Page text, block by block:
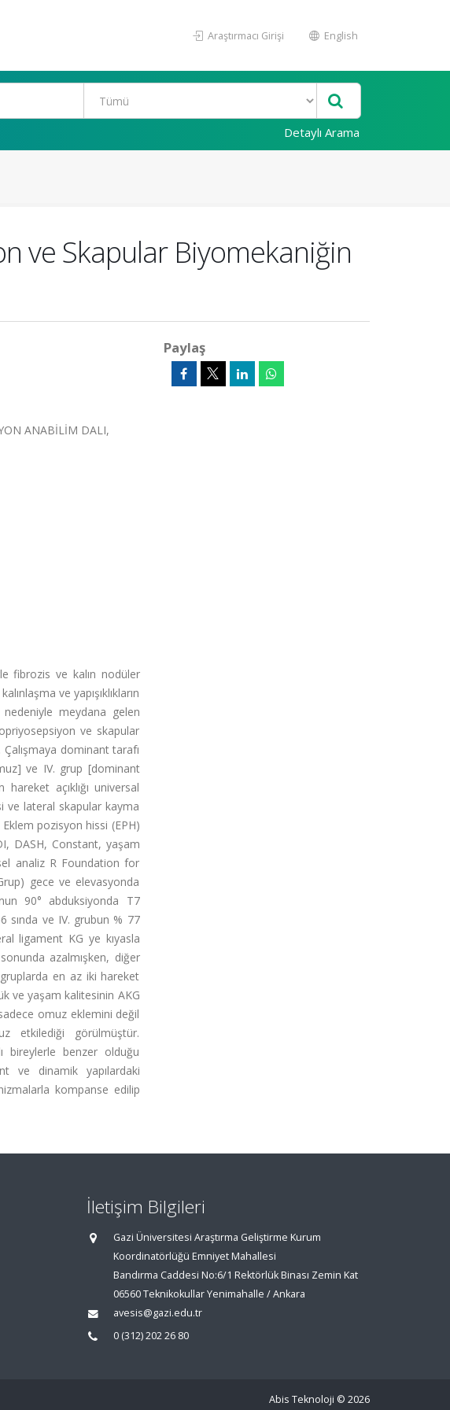
Araştırmacı Girişi English
Detaylı Arama
ve Skapular Biyomekaniğin
ANABİLİM DALI,
fibrozis ve kalın nodüler
ve yapışıklıkların
meydana gelen
ve skapular
dominant tarafı
ve IV. grup [dominant
açıklığı universal
ve lateral skapular kayma
pozisyon hissi (EPH)
DASH, Constant, yaşam
analiz R Foundation for
gece ve elevasyonda
90° abduksiyonda T7
sında ve IV. grubun % 77
ligament KG ye kıyasla
azalmışken, diğer
en az iki hareket
ve yaşam kalitesinin AKG
omuz eklemini değil
etkilediği görülmüştür.
bireylerle benzer olduğu
ve dinamik yapılardaki
kompanse edilip
Paylaş
İletişim Bilgileri
Gazi Üniversitesi Araştırma Geliştirme Kurum
Koordinatörlüğü Emniyet Mahallesi
Bandırma Caddesi No:6/1 Rektörlük Binası Zemin Kat
06560 Teknikokullar Yenimahalle / Ankara
avesis@gazi.edu.tr
0 (312) 202 26 80
Abis Teknoloji © 2026